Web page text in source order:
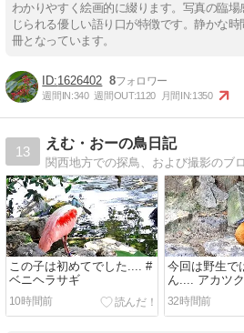
わかりやすく絵画的に綴ります。写真の臨
じられる優しい語り口が特徴です。静かな
冊となっています。
1626402 8
週間IN:340 週間OUT:1120 月間IN:1350
13
えむ・おーの鳥日記
この子は初めてでした.... #
ベニヘラサギ
10時間前
今回は野生で
ん.... アカツ
32時間前